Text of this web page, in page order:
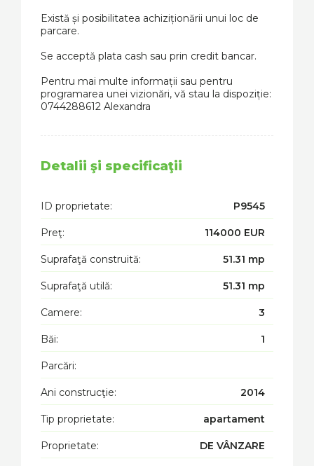
Există și posibilitatea achiziționării unui loc de
parcare.
Se acceptă plata cash sau prin credit bancar.
Pentru mai multe informații sau pentru
programarea unei vizionări, vă stau la dispoziție:
0744288612 Alexandra
Detalii şi specificaţii
ID proprietate: P9545
Preţ: 114000 EUR
Suprafaţă construită: 51.31 mp
Suprafaţă utilă: 51.31 mp
Camere: 3
Băi: 1
Parcări:
Ani construcţie: 2014
Tip proprietate: apartament
Proprietate: DE VÂNZARE